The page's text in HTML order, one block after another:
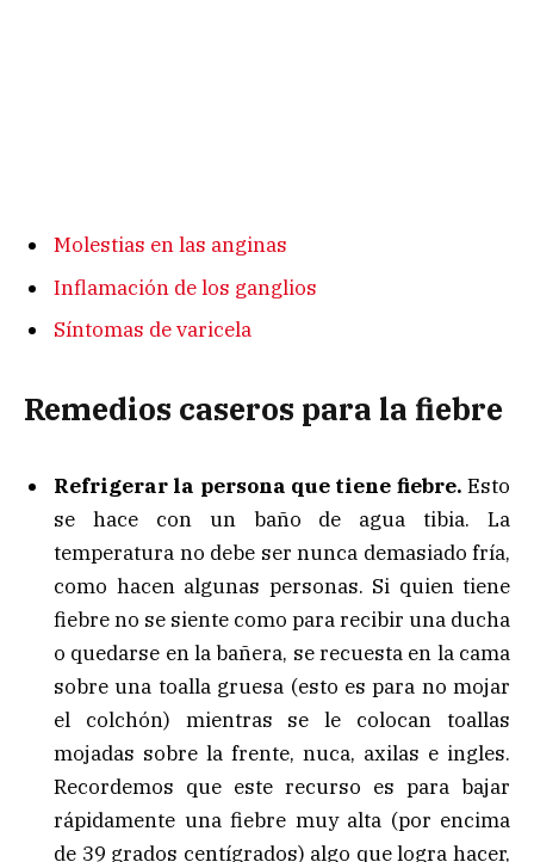
Molestias en las anginas
Inflamación de los ganglios
Síntomas de varicela
Remedios caseros para la fiebre
Refrigerar la persona que tiene fiebre. Esto
se hace con un baño de agua tibia. La
temperatura no debe ser nunca demasiado fría,
como hacen algunas personas. Si quien tiene
fiebre no se siente como para recibir una ducha
o quedarse en la bañera, se recuesta en la cama
sobre una toalla gruesa (esto es para no mojar
el colchón) mientras se le colocan toallas
mojadas sobre la frente, nuca, axilas e ingles.
Recordemos que este recurso es para bajar
rápidamente una fiebre muy alta (por encima
de 39 grados centígrados) algo que logra hacer,